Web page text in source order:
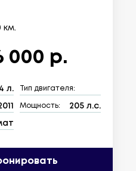
км.
000 р.
л. Тип двигателя:
Мощность: 205 л.с.